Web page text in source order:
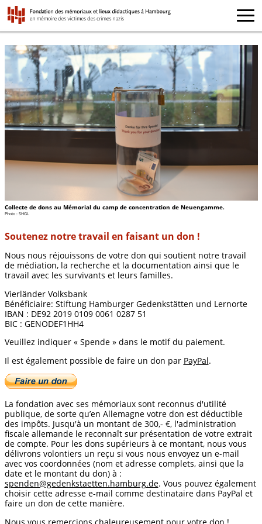
Collecte de dons au Mémorial du camp de concentration de Neuengamme.
Photo : SHGL
Soutenez notre travail en faisant un don !
Nous nous réjouissons de votre don qui soutient notre travail
de médiation, la recherche et la documentation ainsi que le
travail avec les survivants et leurs familles.
Vierländer Volksbank
Bénéficiaire: Stiftung Hamburger Gedenkstätten und Lernorte
IBAN : DE92 2019 0109 0061 0287 51
BIC : GENODEF1HH4
Veuillez indiquer « Spende » dans le motif du paiement.
Il est également possible de faire un don par PayPal.
La fondation avec ses mémoriaux sont reconnus d'utilité
publique, de sorte qu’en Allemagne votre don est déductible
des impôts. Jusqu'à un montant de 300,- €, l'administration
fiscale allemande le reconnaît sur présentation de votre extrait
de compte. Pour les dons supérieurs à ce montant, nous vous
délivrons volontiers un reçu si vous nous envoyez un e-mail
avec vos coordonnées (nom et adresse complets, ainsi que la
date et le montant du don) à :
spenden@gedenkstaetten.hamburg.de. Vous pouvez également
choisir cette adresse e-mail comme destinataire dans PayPal et
faire un don de cette manière.